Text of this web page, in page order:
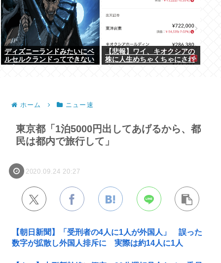
ディズニーランドみたいにベ
ルセルクランドってできない
【悲報】ワイ、キオクシアの
株に人生めちゃくちゃにされ
ホーム ニュー速
東京都「1泊5000円出してあげるから、都
民は都内で旅行して」
2020.09.24 20:27
【朝日新聞】「受刑者の4人に1人が外国人」 誤った
数字が拡散し外国人排斥に 実際は約14人に1人